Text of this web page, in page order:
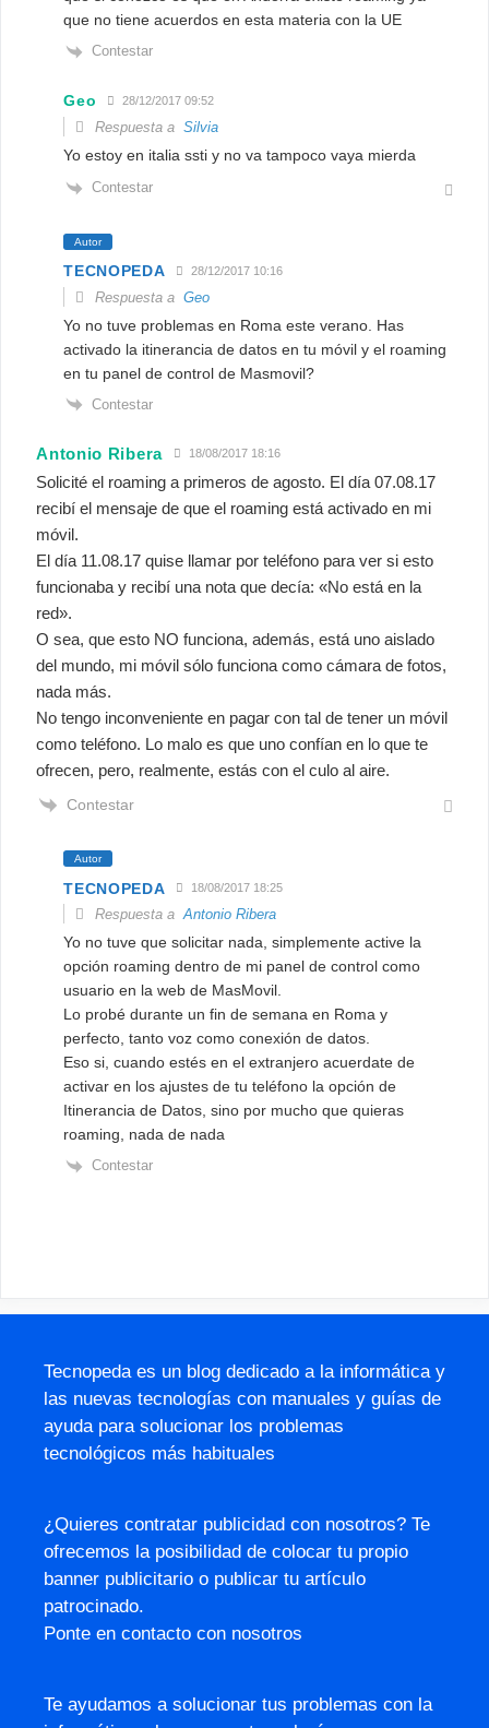
que no tiene acuerdos en esta materia con la UE
Contestar
Geo 28/12/2017 09:52
Respuesta aSilvia
Yo estoy en italia ssti y no va tampoco vaya mierda
Contestar
Autor
TECNOPEDA 28/12/2017 10:16
Respuesta aGeo
Yo no tuve problemas en Roma este verano. Has
activado la itinerancia de datos en tu móvil y el roaming
en tu panel de control de Masmovil?
Contestar
Antonio Ribera 18/08/2017 18:16
Solicité el roaming a primeros de agosto. El día 07.08.17
recibí el mensaje de que el roaming está activado en mi
móvil.
El día 11.08.17 quise llamar por teléfono para ver si esto
funcionaba y recibí una nota que decía: «No está en la
red».
O sea, que esto NO funciona, además, está uno aislado
del mundo, mi móvil sólo funciona como cámara de fotos,
nada más.
No tengo inconveniente en pagar con tal de tener un móvil
como teléfono. Lo malo es que uno confían en lo que te
ofrecen, pero, realmente, estás con el culo al aire.
Contestar
Autor
TECNOPEDA 18/08/2017 18:25
Respuesta aAntonio Ribera
Yo no tuve que solicitar nada, simplemente active la
opción roaming dentro de mi panel de control como
usuario en la web de MasMovil.
Lo probé durante un fin de semana en Roma y
perfecto, tanto voz como conexión de datos.
Eso si, cuando estés en el extranjero acuerdate de
activar en los ajustes de tu teléfono la opción de
Itinerancia de Datos, sino por mucho que quieras
roaming, nada de nada
Contestar
Tecnopeda es un blog dedicado a la informática y
las nuevas tecnologías con manuales y guías de
ayuda para solucionar los problemas
tecnológicos más habituales
¿Quieres contratar publicidad con nosotros? Te
ofrecemos la posibilidad de colocar tu propio
banner publicitario o publicar tu artículo
patrocinado.
Ponte en contacto con nosotros
Te ayudamos a solucionar tus problemas con la